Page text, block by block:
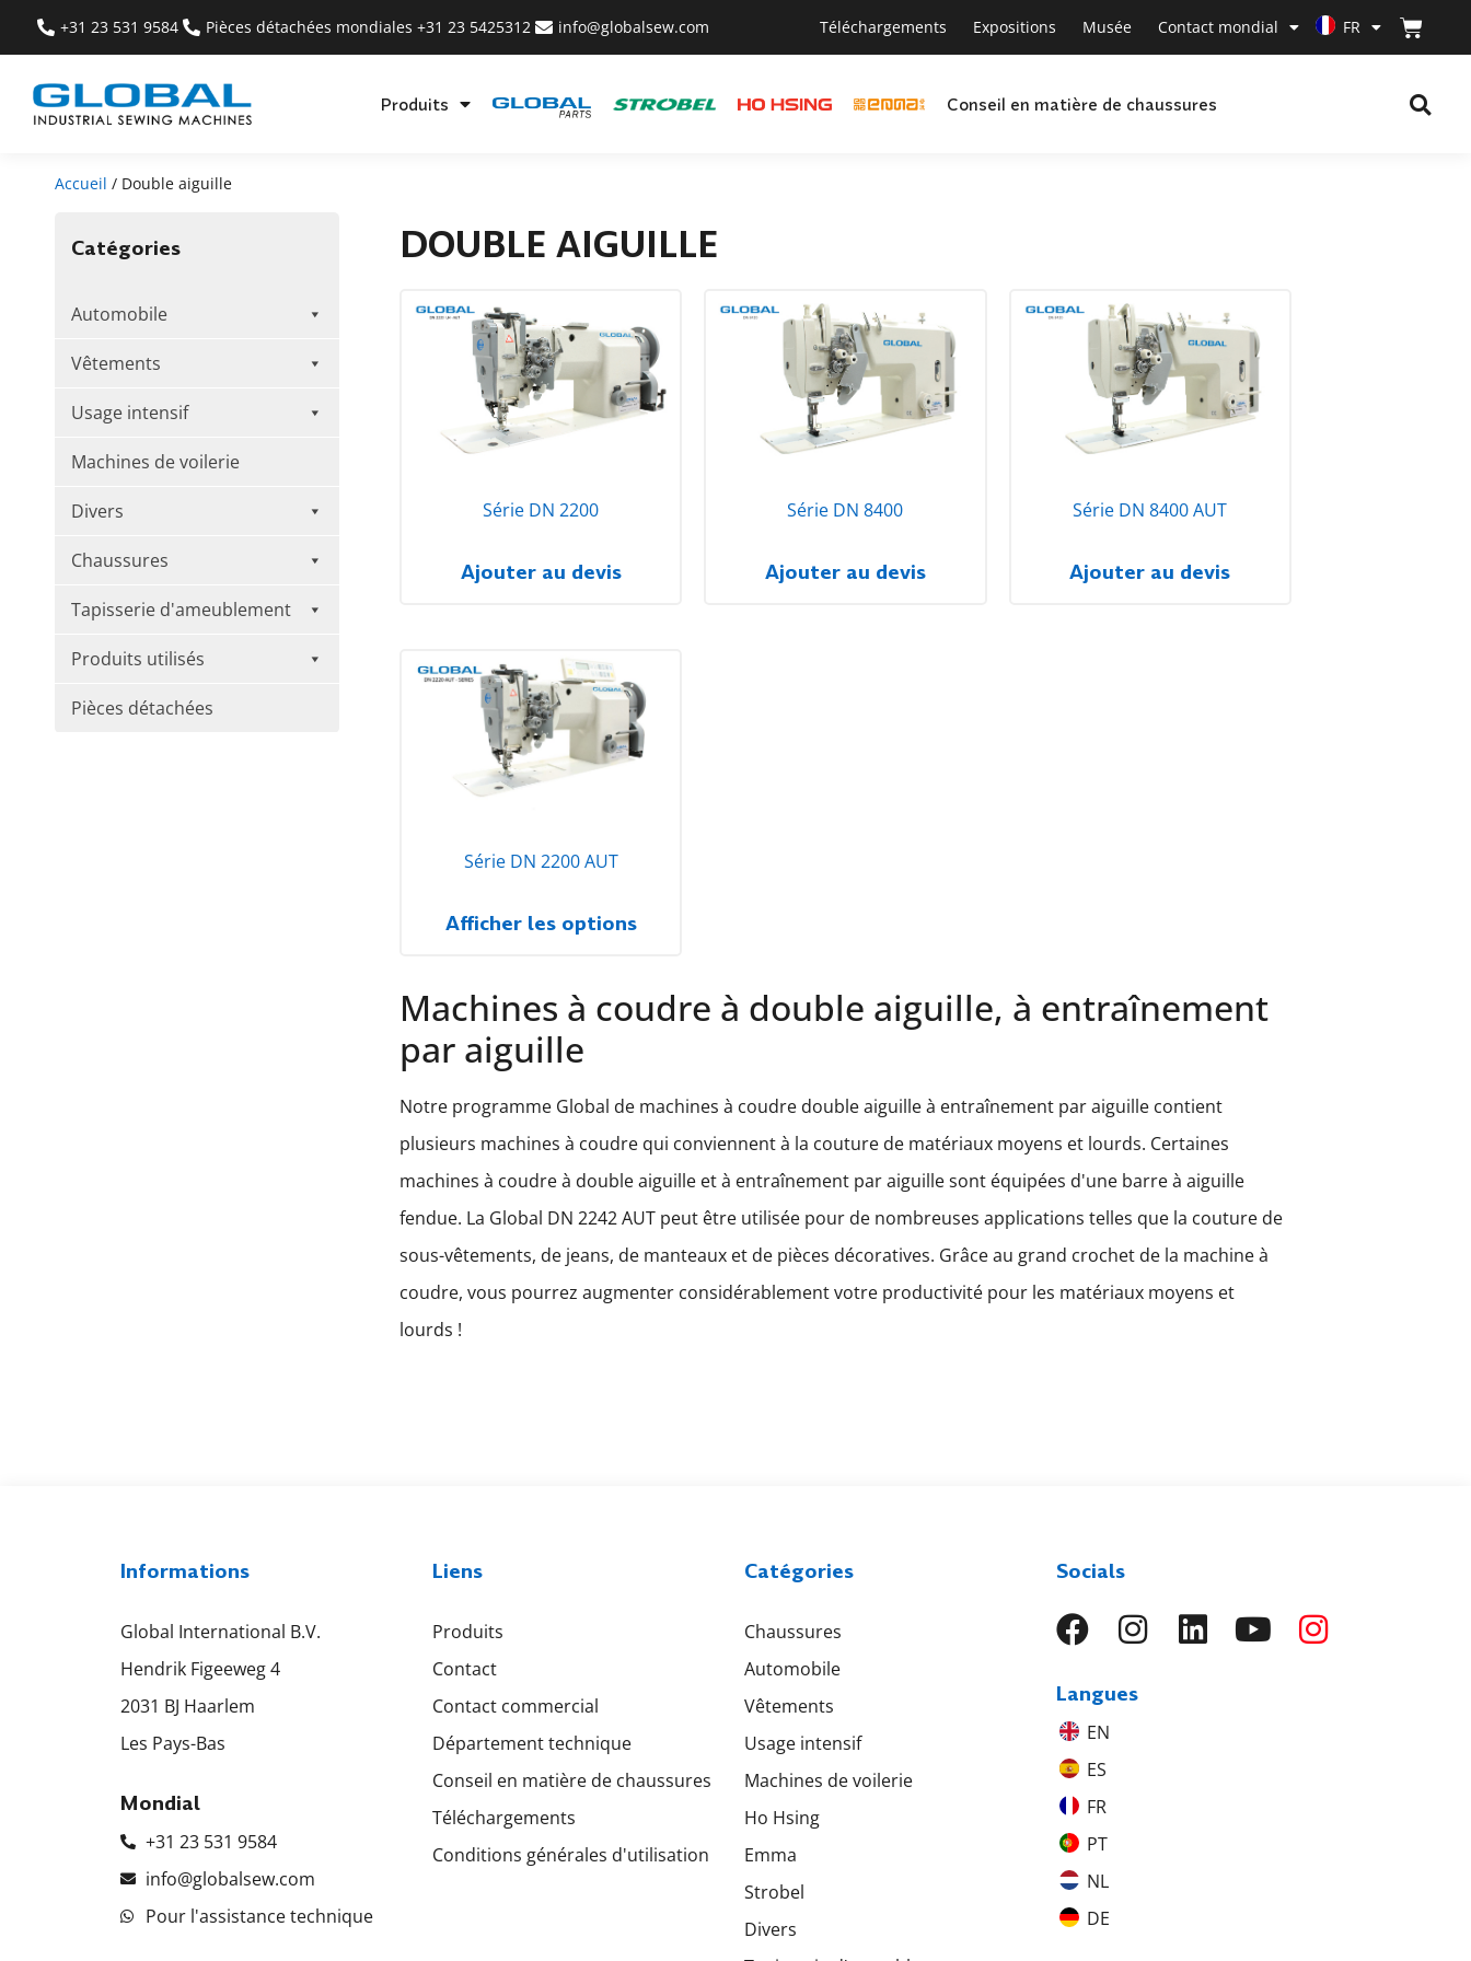
+31 23 531 9584 Pièces détachées mondiales +31 23 5425312 info@globalsew.com Téléchargements Expositions Musée Contact mondial FR
Produits Conseil en matière de chaussures
Accueil / Double aiguille
Catégories
Automobile
Vêtements
Usage intensif
Machines de voilerie
Divers
Chaussures
Tapisserie d'ameublement
Produits utilisés
Pièces détachées
DOUBLE AIGUILLE
Série DN 2200
Ajouter au devis
Série DN 8400
Ajouter au devis
Série DN 8400 AUT
Ajouter au devis
Série DN 2200 AUT
Afficher les options
Machines à coudre à double aiguille, à entraînement
par aiguille
Notre programme Global de machines à coudre double aiguille à entraînement par aiguille contient
plusieurs machines à coudre qui conviennent à la couture de matériaux moyens et lourds. Certaines
machines à coudre à double aiguille et à entraînement par aiguille sont équipées d'une barre à aiguille
fendue. La Global DN 2242 AUT peut être utilisée pour de nombreuses applications telles que la couture de
sous-vêtements, de jeans, de manteaux et de pièces décoratives. Grâce au grand crochet de la machine à
coudre, vous pourrez augmenter considérablement votre productivité pour les matériaux moyens et
lourds !
Informations
Global International B.V.
Hendrik Figeeweg 4
2031 BJ Haarlem
Les Pays-Bas
Mondial
+31 23 531 9584
info@globalsew.com
Pour l'assistance technique
Liens
Produits
Contact
Contact commercial
Département technique
Conseil en matière de chaussures
Téléchargements
Conditions générales d'utilisation
Catégories
Chaussures
Automobile
Vêtements
Usage intensif
Machines de voilerie
Ho Hsing
Emma
Strobel
Divers
Socials
Langues
EN
ES
FR
PT
NL
DE